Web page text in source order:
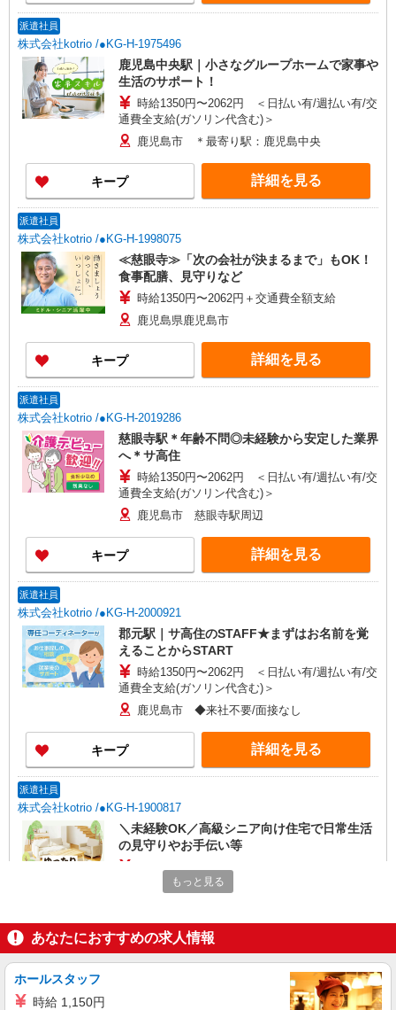
派遣社員
株式会社kotrio /●KG-H-1975496
鹿児島中央駅｜小さなグループホームで家事や
生活のサポート！
時給1350円〜2062円 ＜日払い有/週払い有/交
通費全支給(ガソリン代含む)＞
鹿児島市 ＊最寄り駅：鹿児島中央
キープ 詳細を見る
派遣社員
株式会社kotrio /●KG-H-1998075
≪慈眼寺≫「次の会社が決まるまで」もOK！
食事配膳、見守りなど
時給1350円〜2062円＋交通費全額支給
鹿児島県鹿児島市
キープ 詳細を見る
派遣社員
株式会社kotrio /●KG-H-2019286
慈眼寺駅＊年齢不問◎未経験から安定した業界
へ＊サ高住
時給1350円〜2062円 ＜日払い有/週払い有/交
通費全支給(ガソリン代含む)＞
鹿児島市 慈眼寺駅周辺
キープ 詳細を見る
派遣社員
株式会社kotrio /●KG-H-2000921
郡元駅｜サ高住のSTAFF★まずはお名前を覚
えることからSTART
時給1350円〜2062円 ＜日払い有/週払い有/交
通費全支給(ガソリン代含む)＞
鹿児島市 ◆来社不要/面接なし
キープ 詳細を見る
派遣社員
株式会社kotrio /●KG-H-1900817
＼未経験OK／高級シニア向け住宅で日常生活
の見守りやお手伝い等
時給1350円〜2062円 ＜日払い有/週払い有/交
通費全支給(ガソリン代含む)＞
キープ
派遣社員
株式会社kotrio /●KG-H-1882437
もっと見る
あなたにおすすめの求人情報
ホールスタッフ
時給 1,150円